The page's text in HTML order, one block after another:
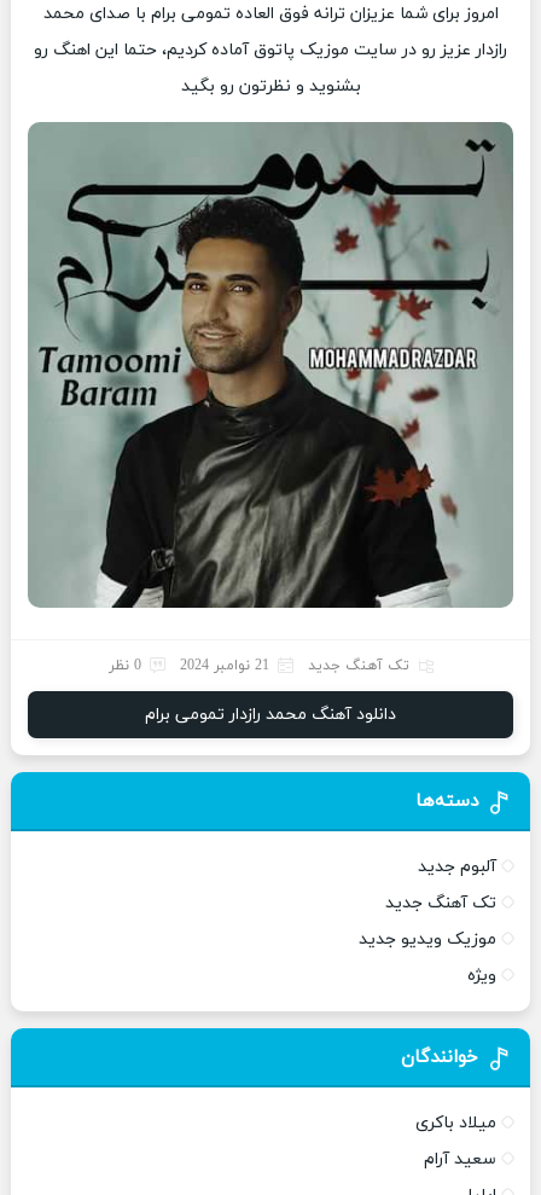
امروز برای شما عزیزان ترانه فوق العاده تمومی برام با صدای محمد
رازدار عزیز رو در سایت موزیک پاتوق آماده کردیم، حتما این اهنگ رو
بشنوید و نظرتون رو بگید
تک آهنگ جدید 21 نوامبر 2024 0 نظر
دانلود آهنگ محمد رازدار تمومی برام
دسته‌ها
آلبوم جدید
تک آهنگ جدید
موزیک ویدیو جدید
ویژه
خوانندگان
میلاد باکری
سعید آرام